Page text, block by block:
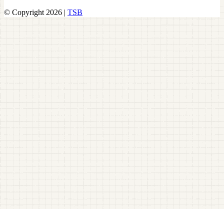
© Copyright 2026 | TSB